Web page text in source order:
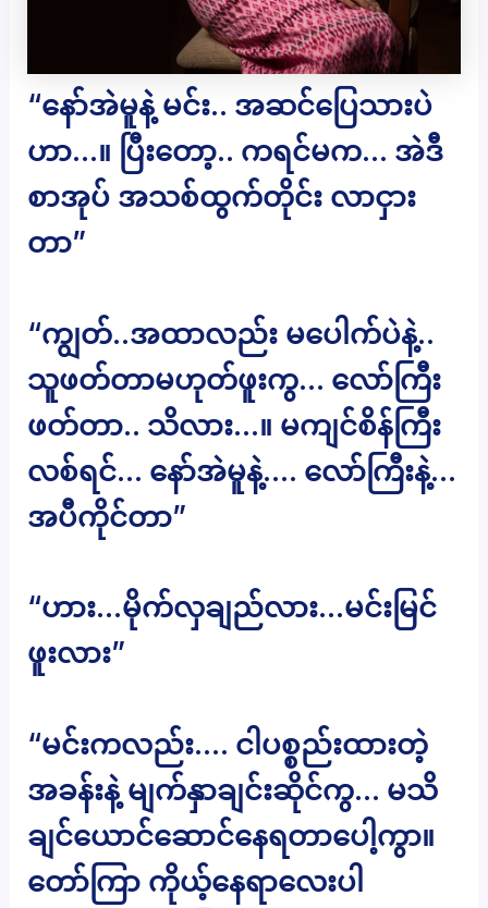
“နော်အဲမူနဲ့ မင်း.. အဆင်ပြေသားပဲ
ဟာ…။ ပြီးတော့.. ကရင်မက… အဲဒီ
စာအုပ် အသစ်ထွက်တိုင်း လာငှား
တာ”
“ကျွတ်..အထာလည်း မပေါက်ပဲနဲ့..
သူဖတ်တာမဟုတ်ဖူးကွ… လော်ကြီး
ဖတ်တာ.. သိလား…။ မကျင်စိန်ကြီး
လစ်ရင်… နော်အဲမူနဲ့…. လော်ကြီးနဲ့…
အပီကိုင်တာ”
“ဟား…မိုက်လှချည်လား…မင်းမြင်
ဖူးလား”
“မင်းကလည်း…. ငါပစ္စည်းထားတဲ့
အခန်းနဲ့ မျက်နှာချင်းဆိုင်ကွ… မသိ
ချင်ယောင်ဆောင်နေရတာပေါ့ကွာ။
တော်‌ကြာ ကိုယ့်နေရာလေးပါ